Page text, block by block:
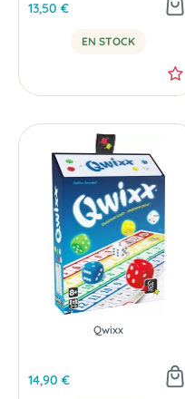
13,50 €
EN STOCK
Qwixx
14,90 €